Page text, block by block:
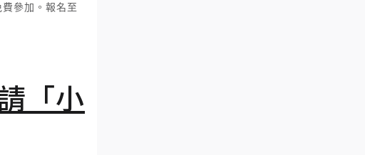
參加。報名至
「小